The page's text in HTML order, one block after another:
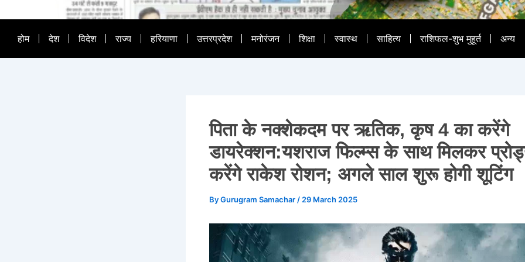
होम देश विदेश राज्य हरियाणा उत्तरप्रदेश मनोरंजन शिक्षा स्वास्थ साहित्य राशिफल-शुभ मुहूर्त अन्य
पिता के नक्शेकदम पर ऋतिक, कृष 4 का करेंगे
डायरेक्शन:यशराज फिल्म्स के साथ मिलकर
करेंगे राकेश रोशन; अगले साल शुरू होगी शूटिंग
ByGurugram Samachar / 29 March 2025